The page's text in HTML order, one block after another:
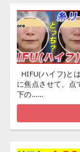
HIFU(ハイフ)と
に焦点させて、点
下の……